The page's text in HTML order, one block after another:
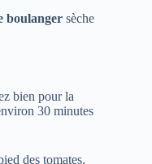
boulanger sèche
bien pour la
30 minutes
des tomates.